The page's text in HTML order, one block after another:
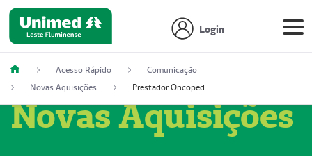
Login
Acesso Rápido
Comunicação
Novas Aquisições
Prestador Oncoped Serviços Médicos (51004335-0)
Novas Aquisições